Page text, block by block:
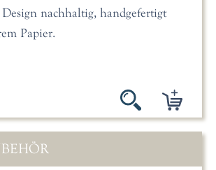
nachhaltig, handgefertigt
Papier.